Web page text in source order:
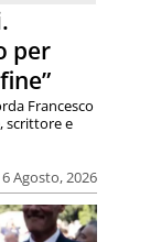
per
Agosto, 2026
Francesco
scrittore e